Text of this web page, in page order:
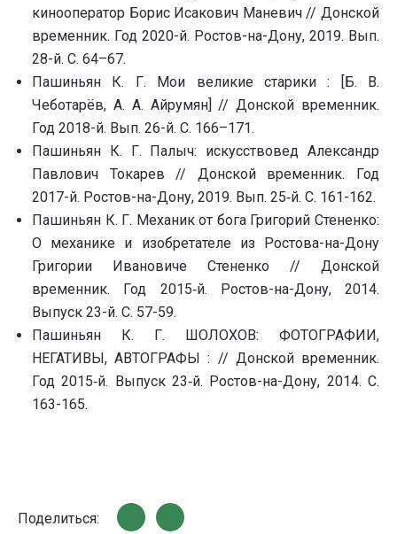
кинооператор Борис Исакович Маневич // Донской
временник. Год 2020-й. Ростов-на-Дону, 2019. Вып.
28-й. С. 64–67.
Пашиньян К. Г. Мои великие старики : [Б. В.
Чеботарёв, А. А. Айрумян] // Донской временник.
Год 2018-й. Вып. 26-й. С. 166–171.
Пашиньян К. Г. Палыч: искусствовед Александр
Павлович Токарев // Донской временник. Год
2017-й. Ростов-на-Дону, 2019. Вып. 25‑й. С. 161-162.
Пашиньян К. Г. Механик от бога Григорий Стененко:
О механике и изобретателе из Ростова-на-Дону
Григории Ивановиче Стененко // Донской
временник. Год 2015‑й. Ростов-на-Дону, 2014.
Выпуск 23-й. С. 57-59.
Пашиньян К. Г. ШОЛОХОВ: ФОТОГРАФИИ,
НЕГАТИВЫ, АВТОГРАФЫ : // Донской временник.
Год 2015‑й. Выпуск 23‑й. Ростов-на-Дону, 2014. С.
163-165.
Поделиться: